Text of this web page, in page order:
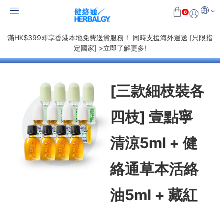
0
滿HK$399即享香港本地免費送貨服務！ 同時支援海外運送 [只限指
定國家] >立即了解更多!
[三款細枝裝各
四枝] 壹點寧
清涼5ml + 健
絡通草本活絡
油5ml + 藏紅